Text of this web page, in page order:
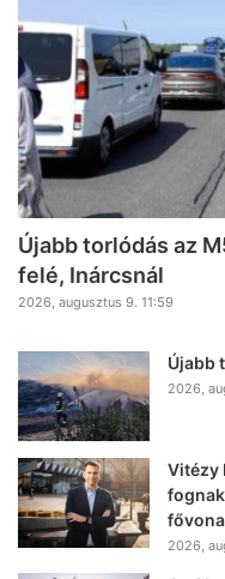
Újabb torlódás az
felé, Inárcsnál
2026, augusztus 9. 11:59
Újabb
2026,
Vitézy
2026,